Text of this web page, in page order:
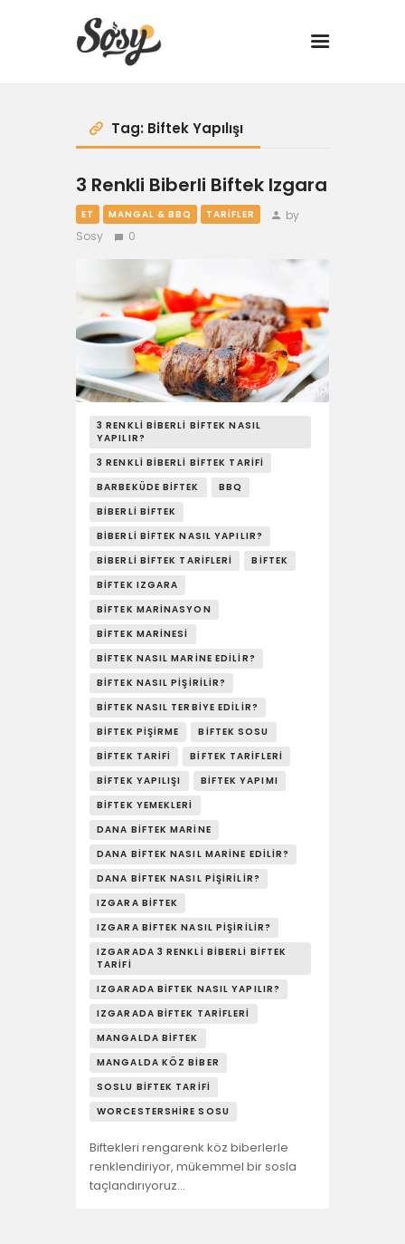
TARİFLER
MANGAL
YANCI
DRINK
BBQ 101
YAŞAM
SOSY’LE!
Tag: Biftek Yapılışı
3 Renkli Biberli Biftek Izgara
ET MANGAL & BBQ TARIFLER
by
Sosy
0
3 RENKLI BIBERLI BİFTEK NASIL
YAPILIR?
3 RENKLI BIBERLI BIFTEK TARIFI
BARBEKÜDE BIFTEK
BBQ
BIBERLI BIFTEK
BIBERLI BİFTEK NASIL YAPILIR?
BIBERLI BIFTEK TARIFLERI
BIFTEK
BIFTEK IZGARA
BIFTEK MARINASYON
BIFTEK MARINESI
BIFTEK NASIL MARINE EDILIR?
BIFTEK NASIL PIŞIRILIR?
BIFTEK NASIL TERBIYE EDILIR?
BIFTEK PIŞIRME
BIFTEK SOSU
BIFTEK TARIFI
BIFTEK TARIFLERI
BIFTEK YAPILIŞI
BIFTEK YAPIMI
BIFTEK YEMEKLERI
DANA BIFTEK MARINE
DANA BIFTEK NASIL MARINE EDILIR?
DANA BIFTEK NASIL PIŞIRILIR?
IZGARA BIFTEK
IZGARA BIFTEK NASIL PIŞIRILIR?
IZGARADA 3 RENKLI BIBERLI BIFTEK
TARIFI
IZGARADA BIFTEK NASIL YAPILIR?
IZGARADA BIFTEK TARIFLERI
MANGALDA BIFTEK
MANGALDA KÖZ BIBER
SOSLU BIFTEK TARIFI
WORCESTERSHIRE SOSU
Biftekleri rengarenk köz biberlerle
renklendiriyor, mükemmel bir sosla
taçlandırıyoruz…